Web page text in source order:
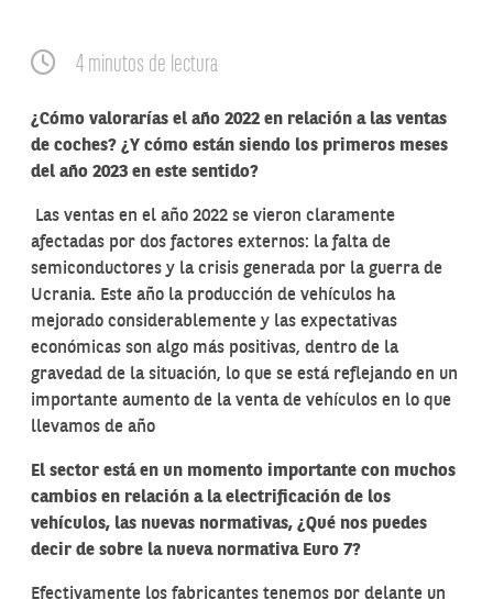
4 minutos de lectura
¿Cómo valorarías el año 2022 en relación a las ventas
de coches? ¿Y cómo están siendo los primeros meses
del año 2023 en este sentido?
Las ventas en el año 2022 se vieron claramente
afectadas por dos factores externos: la falta de
semiconductores y la crisis generada por la guerra de
Ucrania. Este año la producción de vehículos ha
mejorado considerablemente y las expectativas
económicas son algo más positivas, dentro de la
gravedad de la situación, lo que se está reflejando en un
importante aumento de la venta de vehículos en lo que
llevamos de año
El sector está en un momento importante con muchos
cambios en relación a la electrificación de los
vehículos, las nuevas normativas, ¿Qué nos puedes
decir de sobre la nueva normativa Euro 7?
Efectivamente los fabricantes tenemos por delante un